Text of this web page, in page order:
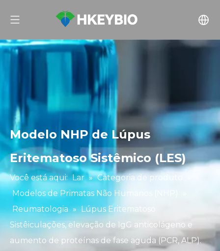
Modelo NHP de Lúpus
Eritematoso Sistêmico (LES)
Você está aqui: Lar » Categoria de produto
Modelos de Primatas Não Humanos (NHP)
Reumatologia » Lúpus Eritematoso
Sistêiculações, elevação de IgG anticolágeno e
aumento de proteínas de fase aguda (PCR, ALP).